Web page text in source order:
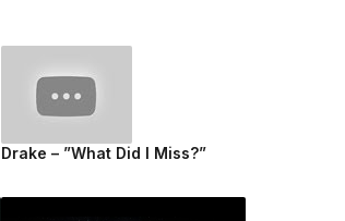
Drake – ”What Did I Miss?”